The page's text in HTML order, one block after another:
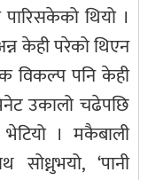
थियो ।
केही परेको थिएन
विकल्प पनि केही
उकालो चढेपछि
। मकैबाली
सोध्नुभयो, ‘पानी